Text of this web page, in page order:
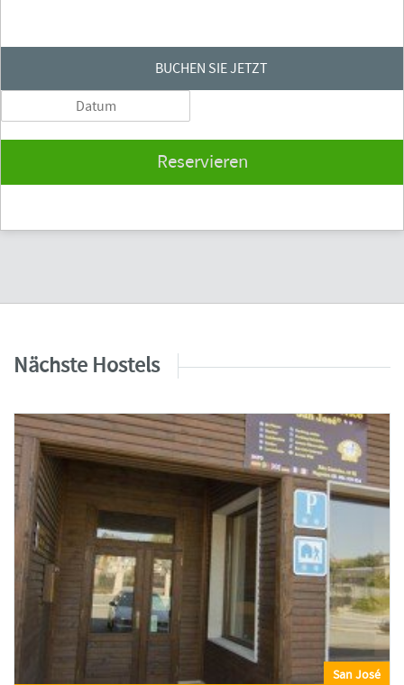
BUCHEN SIE JETZT
Reservieren
Nächste Hostels
San José